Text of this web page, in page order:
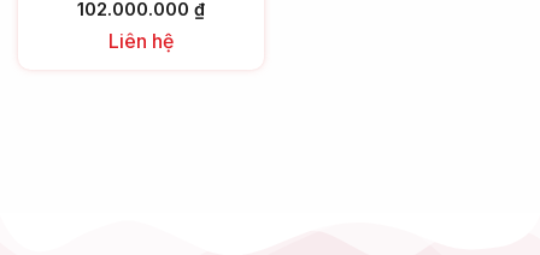
102.000.000 ₫
Liên hệ